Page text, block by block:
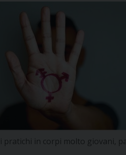
pratichi in corpi molto giovani,